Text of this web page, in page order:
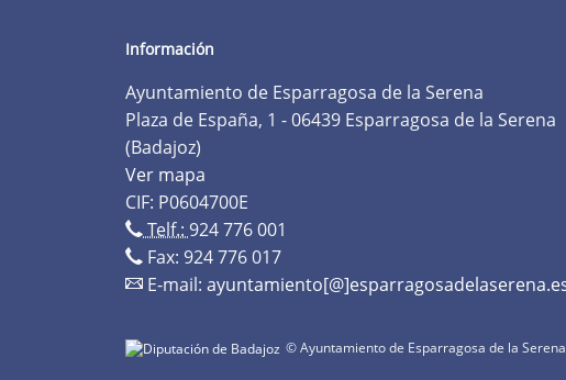
Información
Ayuntamiento de Esparragosa de la Serena
Plaza de España, 1 - 06439 Esparragosa de la Serena
(Badajoz)
Ver mapa
CIF: P0604700E
Telf.:924 776 001
Fax: 924 776 017
E-mail:
© Ayuntamiento de Esparragosa de la